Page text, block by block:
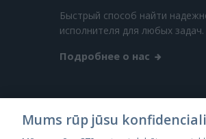
Быстрый способ найти
исполнителя для любых задач.
Подробнее о нас
Mums rūp jūsu